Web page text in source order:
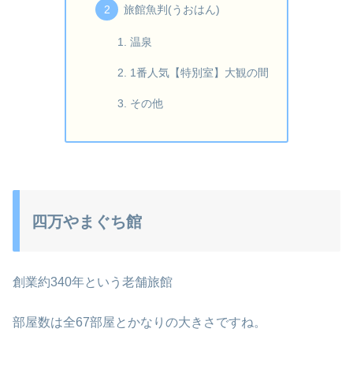
旅館魚判(うおはん)
温泉
1番人気【特別室】大観の間
その他
四万やまぐち館
創業約340年という老舗旅館
部屋数は全67部屋とかなりの大きさですね。